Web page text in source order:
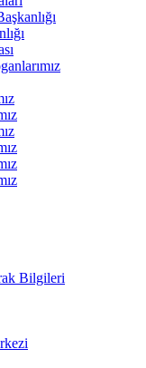
Bilgileri